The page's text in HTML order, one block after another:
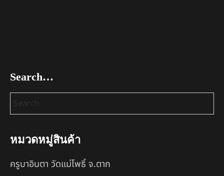
Search…
หมวดหมู่สินค้า
ครูบาอินตา วัดแม่โพธิ์ จ.ตาก